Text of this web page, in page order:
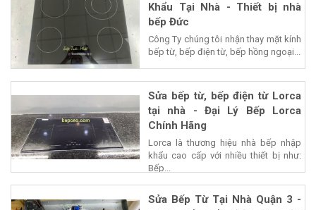
Khẩu Tại Nhà - Thiết bị nhà
bếp Đức
Công Ty chúng tôi nhận thay mặt kính
bếp từ, bếp điện từ, bếp hồng ngoại...
Sửa bếp từ, bếp điện từ Lorca
tại nhà - Đại Lý Bếp Lorca
Chính Hãng
Lorca là thương hiệu nhà bếp nhập
khẩu cao cấp với nhiều thiết bị như:
Bếp...
Sửa Bếp Từ Tại Nhà Quận 3 -